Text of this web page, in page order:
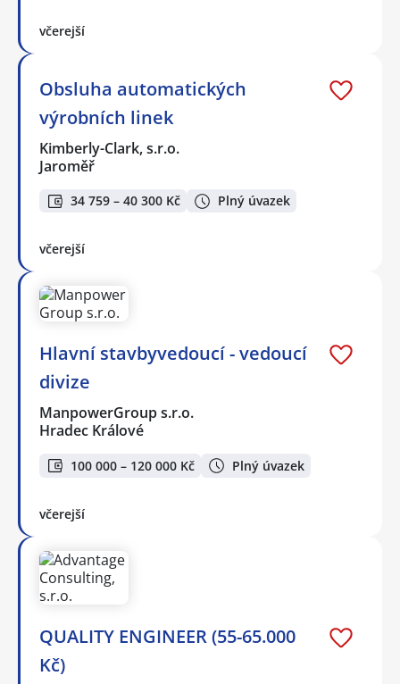
včerejší
Obsluha automatických
výrobních linek
Kimberly-Clark, s.r.o.
Jaroměř
34 759 – 40 300 Kč Plný úvazek
včerejší
Hlavní stavbyvedoucí - vedoucí
divize
ManpowerGroup s.r.o.
Hradec Králové
100 000 – 120 000 Kč Plný úvazek
včerejší
QUALITY ENGINEER (55-65.000
Kč)